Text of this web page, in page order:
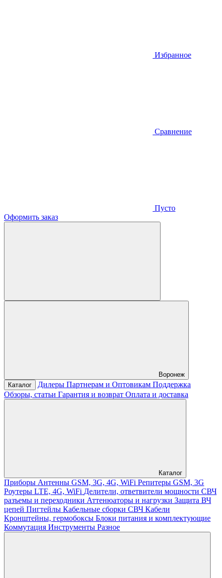
Избранное
Сравнение
Пусто
Оформить заказ
Воронеж
Каталог
Дилеры Партнерам и Оптовикам Поддержка
Обзоры, статьи Гарантия и возврат Оплата и доставка
Каталог
Приборы Антенны GSM, 3G, 4G, WiFi Репитеры GSM, 3G
Роутеры LTE, 4G, WiFi Делители, ответвители мощности СВЧ
разъемы и переходники Аттенюаторы и нагрузки Защита ВЧ
цепей Пигтейлы Кабельные сборки СВЧ Кабели
Кронштейны, гермобоксы Блоки питания и комплектующие
Коммутация Инструменты Разное